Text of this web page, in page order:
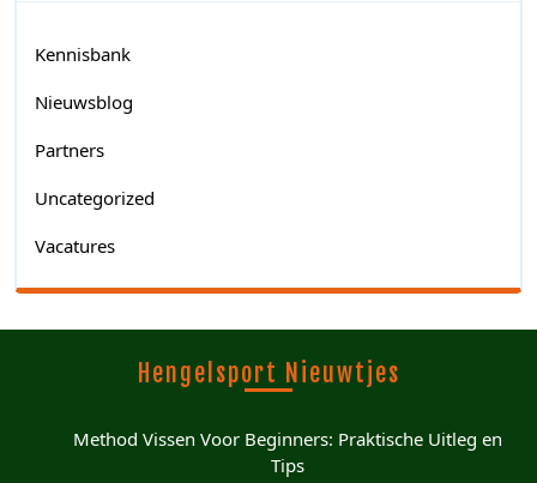
Kennisbank
Nieuwsblog
Partners
Uncategorized
Vacatures
Hengelsport Nieuwtjes
Method Vissen Voor Beginners: Praktische Uitleg en
Tips